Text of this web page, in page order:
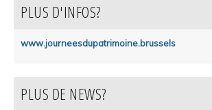
PLUS D'INFOS?
www.journeesdupatrimoine.brussels
PLUS DE NEWS?